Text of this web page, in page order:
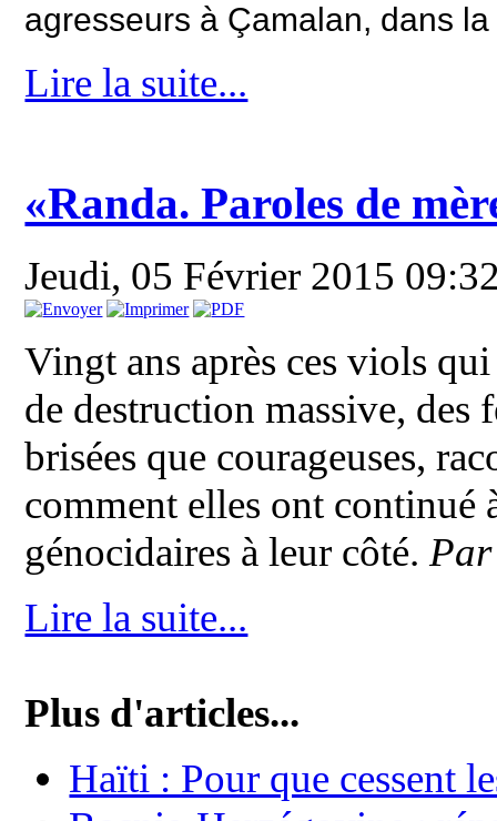
agresseurs à Çamalan, dans
Lire la suite...
«Randa. Paroles de
Jeudi, 05 Février 2015
Vingt ans après ces viols
de destruction massive, des
brisées que courageuses,
comment elles ont continué
génocidaires à leur côté.
Lire la suite...
Plus d'articles...
Haïti : Pour que cessent